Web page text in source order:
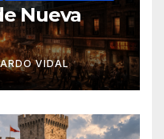
Nueva
VIDAL